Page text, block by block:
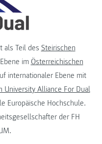
als Teil des Steirischen
im Österreichischen
internationaler Ebene mit
University Alliance For Dual
Europäische Hochschule.
der FH